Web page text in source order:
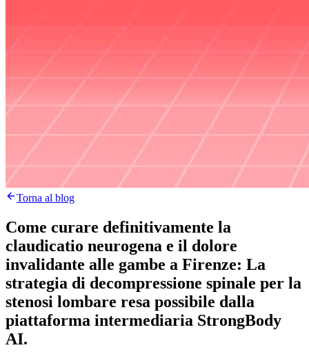
Torna al blog
Come curare definitivamente la
claudicatio neurogena e il dolore
invalidante alle gambe a Firenze: La
strategia di decompressione spinale per la
stenosi lombare resa possibile dalla
piattaforma intermediaria StrongBody
AI.